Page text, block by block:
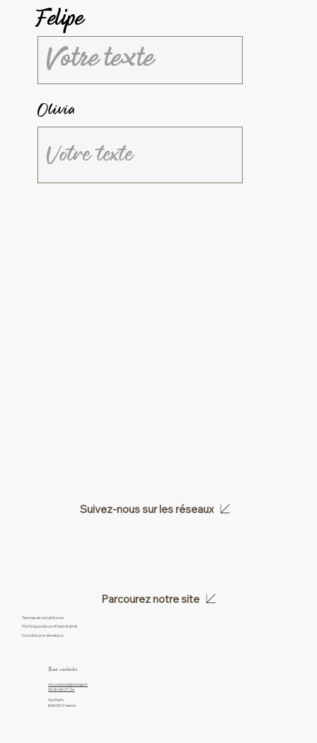
Felipe
Olivia
Suivez-nous sur les réseaux
Parcourez notre site
Politique de confidentialité
Termes et conditions
Conditions de retour
ml.creations@orange.fr
06-81-68-27-34
Golfech
82400 France
Nous contacter